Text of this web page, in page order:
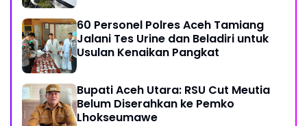
60 Personel Polres Aceh Tamiang
Jalani Tes Urine dan Beladiri untuk
Usulan Kenaikan Pangkat
Bupati Aceh Utara: RSU Cut Meutia
Belum Diserahkan ke Pemko
Lhokseumawe